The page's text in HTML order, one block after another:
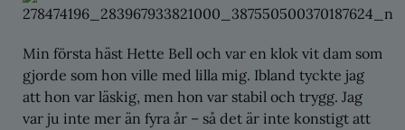
Min första häst Hette Bell och var en klok vit dam som
gjorde som hon ville med lilla mig. Ibland tyckte jag
att hon var läskig, men hon var stabil och trygg. Jag
var ju inte mer än fyra år – så det är inte konstigt att